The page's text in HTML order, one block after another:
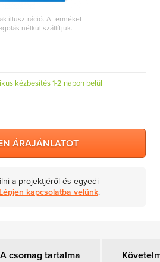
illusztráció. A terméket
nélkül szállítjuk.
kézbesítés 1-2 napon belül
ÁRAJÁNLATOT
a projektjéről és egyedi
Lépjen kapcsolatba velünk.
A csomag tartalma